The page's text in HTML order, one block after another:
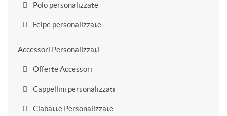
Polo personalizzate
Felpe personalizzate
Accessori Personalizzati
Offerte Accessori
Cappellini personalizzati
Ciabatte Personalizzate